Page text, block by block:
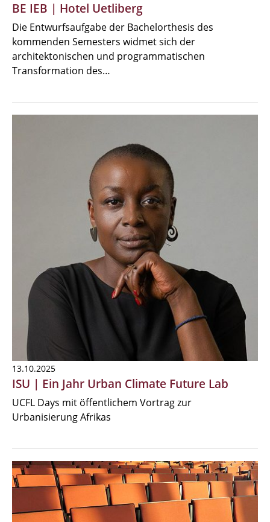
BE IEB | Hotel Uetliberg
Die Entwurfsaufgabe der Bachelorthesis des
kommenden Semesters widmet sich der
architektonischen und programmatischen
Transformation des…
13.10.2025
ISU | Ein Jahr Urban Climate Future Lab
UCFL Days mit öffentlichem Vortrag zur
Urbanisierung Afrikas